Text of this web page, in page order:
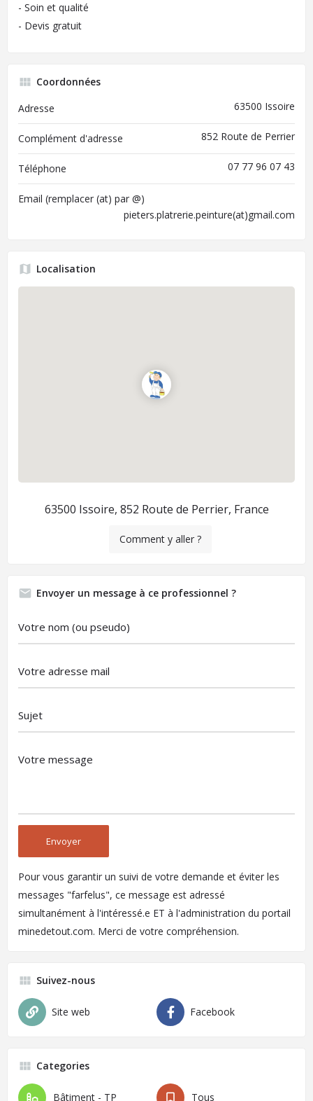
- Soin et qualité
- Devis gratuit
Coordonnées
Adresse
63500 Issoire
Complément d'adresse 852 Route de Perrier
Téléphone 07 77 96 07 43
Email (remplacer (at) par @)
pieters.platrerie.peinture(at)gmail.com
Localisation
63500 Issoire, 852 Route de Perrier, France
Comment y aller ?
Envoyer un message à ce professionnel ?
Pour vous garantir un suivi de votre demande et éviter les
messages "farfelus", ce message est adressé
simultanément à l'intéressé.e ET à l'administration du portail
minedetout.com. Merci de votre compréhension.
Suivez-nous
Site web Facebook
Categories
Bâtiment - TP Tous